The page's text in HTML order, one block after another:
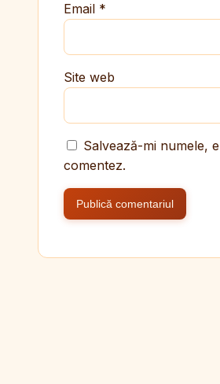
Email *
Site web
Salvează-mi numele,
comentez.